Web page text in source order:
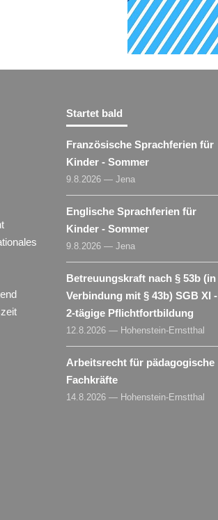
Startet bald
Französische Sprachferien für
Kinder - Sommer
9.8.2026 — Jena
Englische Sprachferien für
Kinder - Sommer
9.8.2026 — Jena
Betreuungskraft nach § 53b (in
Verbindung mit § 43b) SGB XI -
2-tägige Pflichtfortbildung
12.8.2026 — Hohenstein-Ernstthal
Arbeitsrecht für pädagogische
Fachkräfte
14.8.2026 — Hohenstein-Ernstthal